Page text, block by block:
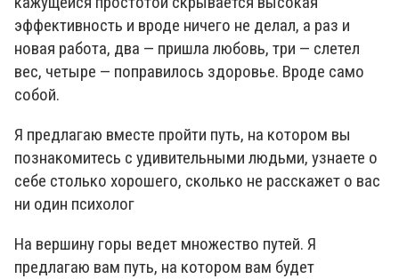
эффективность и вроде ничего не делал, а раз и
новая работа, два — пришла любовь, три — слетел
вес, четыре — поправилось здоровье. Вроде само
собой.
Я предлагаю вместе пройти путь, на котором вы
познакомитесь с удивительными людьми, узнаете о
себе столько хорошего, сколько не расскажет о вас
ни один психолог
На вершину горы ведет множество путей. Я
предлагаю вам путь, на котором вам будет